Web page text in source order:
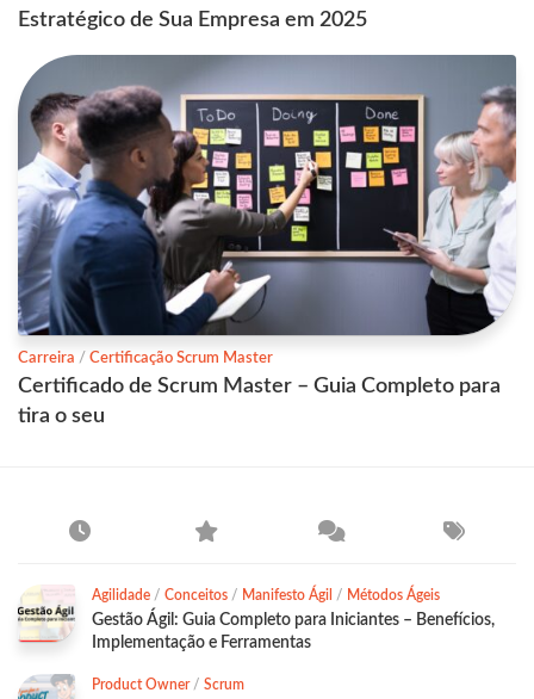
Estratégico de Sua Empresa em 2025
Carreira / Certificação Scrum Master
Certificado de Scrum Master – Guia Completo para
tira o seu
Agilidade / Conceitos / Manifesto Ágil / Métodos Ágeis
Gestão Ágil: Guia Completo para Iniciantes – Benefícios,
Implementação e Ferramentas
Product Owner/ Scrum